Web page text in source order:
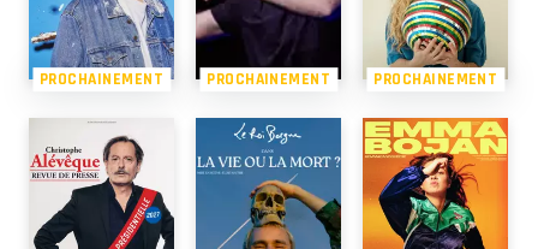
PROCHAINEMENT PROCHAINEMENT PROCHAINEMENT